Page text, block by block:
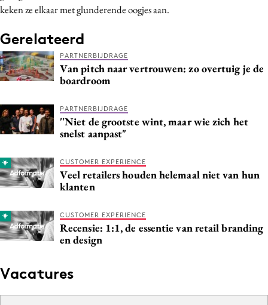
keken ze elkaar met glunderende oogjes aan.
Gerelateerd
PARTNERBIJDRAGE
Van pitch naar vertrouwen: zo overtuig je de
boardroom
PARTNERBIJDRAGE
''Niet de grootste wint, maar wie zich het
snelst aanpast"
CUSTOMER EXPERIENCE
Veel retailers houden helemaal niet van hun
klanten
CUSTOMER EXPERIENCE
Recensie: 1:1, de essentie van retail branding
en design
Vacatures